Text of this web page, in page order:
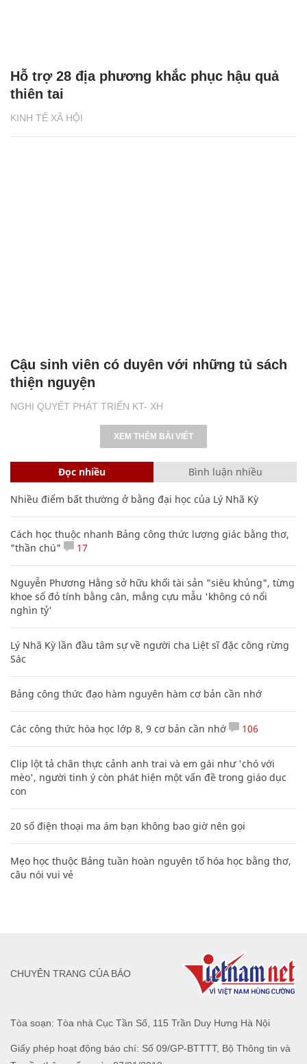
KINH TẾ XÃ HỘI
Hỗ trợ 28 địa phương khắc phục hậu quả
thiên tai
NGHỊ QUYẾT PHÁT TRIỂN KT- XH
Cậu sinh viên có duyên với những tủ sách
thiện nguyện
XEM THÊM BÀI VIẾT
Đọc nhiều Bình luận nhiều
Nhiều điểm bất thường ở bằng đại học của Lý Nhã Kỳ
Cách học thuộc nhanh Bảng công thức lượng giác bằng thơ,
"thần chú"
17
Nguyễn Phương Hằng sở hữu khối tài sản "siêu khủng", từng
khoe sổ đỏ tính bằng cân, mắng cựu mẫu 'không có nổi
nghìn tỷ'
Lý Nhã Kỳ lần đầu tâm sự về người cha Liệt sĩ đặc công rừng
Sác
Bảng công thức đạo hàm nguyên hàm cơ bản cần nhớ
Các công thức hóa học lớp 8, 9 cơ bản cần nhớ 106
Clip lột tả chân thực cảnh anh trai và em gái như 'chó với
mèo', người tinh ý còn phát hiện một vấn đề trong giáo dục
con
20 số điện thoại ma ám bạn không bao giờ nên gọi
Mẹo học thuộc Bảng tuần hoàn nguyên tố hóa học bằng thơ,
câu nói vui vẻ
Tòa soạn: Tòa nhà Cục Tần Số, 115 Trần Duy Hưng Hà Nội
Giấy phép hoạt động báo chí: Số 09/GP-BTTTT, Bộ Thông tin và
CHUYÊN TRANG CỦA BÁO